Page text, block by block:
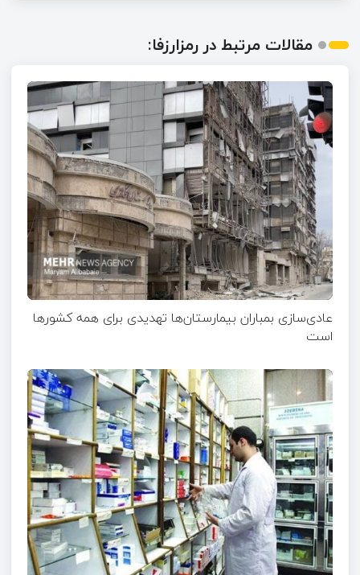
مقالات مرتبط در رمزارزفا:
عادی‌سازی بمباران بیمارستان‌ها تهدیدی برای همه کشورها
است